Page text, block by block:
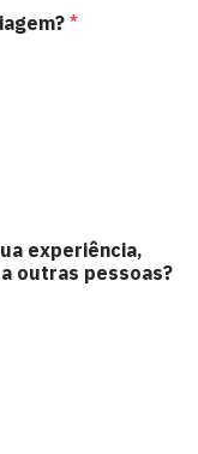
*
experiência,
outras pessoas?